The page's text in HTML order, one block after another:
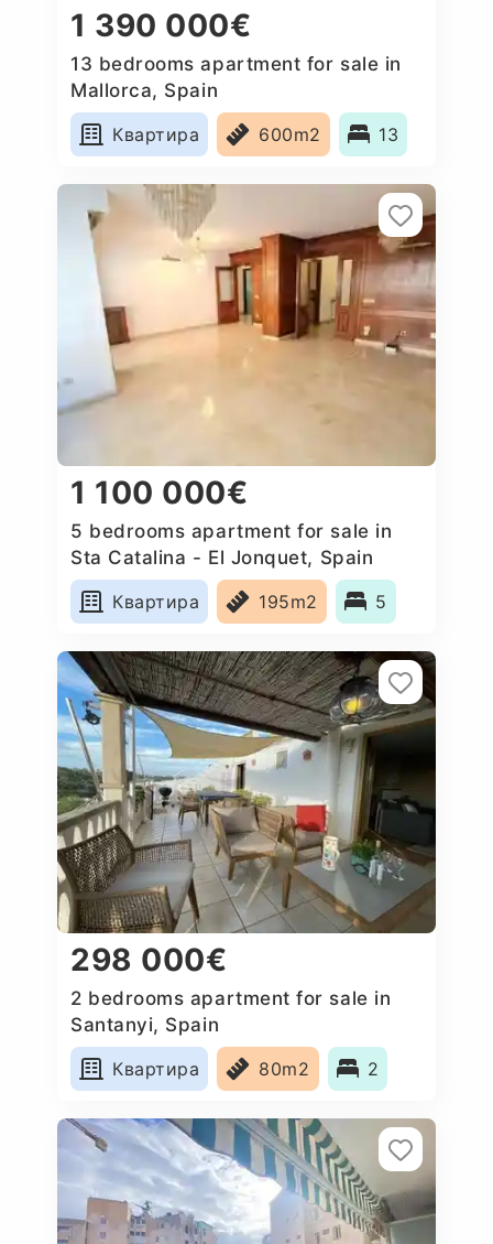
1 390 000€
13 bedrooms apartment for sale in
Mallorca, Spain
Квартира
600m2 13
1 100 000€
5 bedrooms apartment for sale in
Sta Catalina - El Jonquet, Spain
Квартира
195m2 5
298 000€
2 bedrooms apartment for sale in
Santanyi, Spain
Квартира
80m2 2